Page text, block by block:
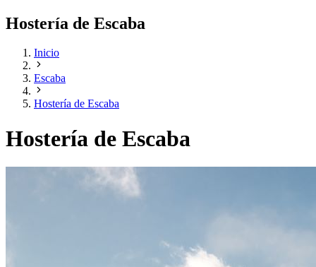
Hostería de Escaba
Inicio
Escaba
Hostería de Escaba
Hostería de Escaba